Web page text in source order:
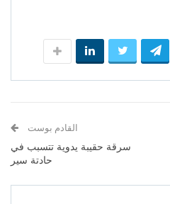
القادم بوست
سرقة حقيبة يدوية تتسبب في
حادتة سير